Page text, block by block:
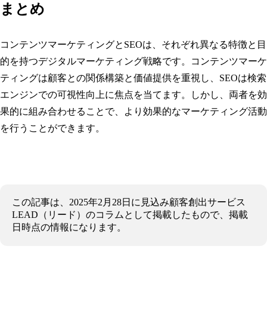
まとめ
コンテンツマーケティングとSEOは、それぞれ異なる特徴と目
的を持つデジタルマーケティング戦略です。コンテンツマーケ
ティングは顧客との関係構築と価値提供を重視し、SEOは検索
エンジンでの可視性向上に焦点を当てます。しかし、両者を効
果的に組み合わせることで、より効果的なマーケティング活動
を行うことができます。
この記事は、2025年2月28日に見込み顧客創出サービス
LEAD（リード）のコラムとして掲載したもので、掲載
日時点の情報になります。